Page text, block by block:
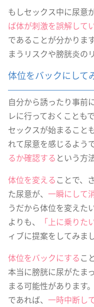
もしセックス中に尿意
ば体が刺激を誤解して
であることが分かりま
まうリスクや膀胱炎の
体位をバックにして
自分から誘ったり事前
レに行っておくことも
セックスが始まること
れて尿意を感じるよう
るか確認する という方
体位を変えることで、
た尿意が、 一瞬にして
うだから体位を変えた
よりも、
「上に乗りた
ィブに提案をしてみま
体位をバックにするこ
本当に膀胱に尿がたま
まる可能性があります
であれば、 一時中断し